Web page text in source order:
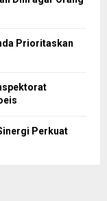
Prioritaskan
Perkuat